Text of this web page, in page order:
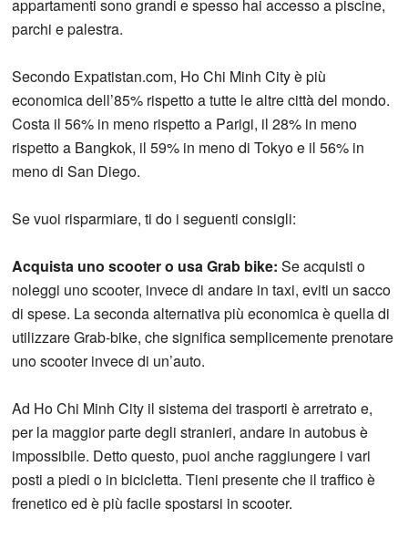
appartamenti sono grandi e spesso hai accesso a piscine,
parchi e palestra.
Secondo Expatistan.com, Ho Chi Minh City è più
economica dell’85% rispetto a tutte le altre città del mondo.
Costa il 56% in meno rispetto a Parigi, il 28% in meno
rispetto a Bangkok, il 59% in meno di Tokyo e il 56% in
meno di San Diego.
Se vuoi risparmiare, ti do i seguenti consigli:
Acquista uno scooter o usa Grab bike: Se acquisti o
noleggi uno scooter, invece di andare in taxi, eviti un sacco
di spese. La seconda alternativa più economica è quella di
utilizzare Grab-bike, che significa semplicemente prenotare
uno scooter invece di un’auto.
Ad Ho Chi Minh City il sistema dei trasporti è arretrato e,
per la maggior parte degli stranieri, andare in autobus è
impossibile. Detto questo, puoi anche raggiungere i vari
posti a piedi o in bicicletta. Tieni presente che il traffico è
frenetico ed è più facile spostarsi in scooter.